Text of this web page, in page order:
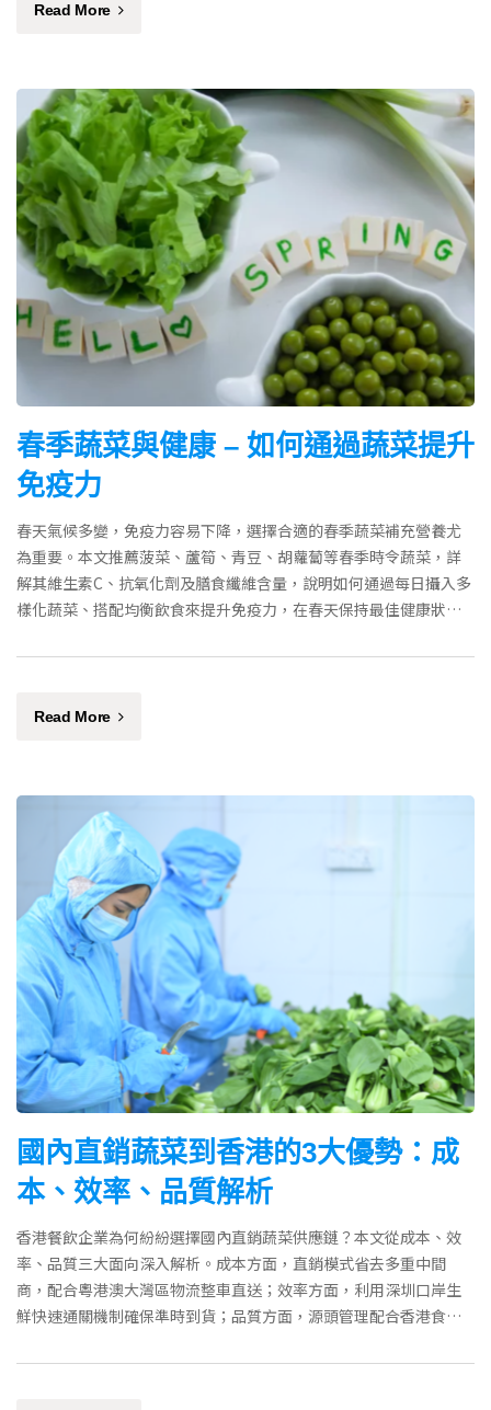
Read More
春季蔬菜與健康 – 如何通過蔬菜提升
免疫力
春天氣候多變，免疫力容易下降，選擇合適的春季蔬菜補充營養尤
為重要。本文推薦菠菜、蘆筍、青豆、胡蘿蔔等春季時令蔬菜，詳
解其維生素C、抗氧化劑及膳食纖維含量，說明如何通過每日攝入多
樣化蔬菜、搭配均衡飲食來提升免疫力，在春天保持最佳健康狀
Read More
國內直銷蔬菜到香港的3大優勢：成
本、效率、品質解析
香港餐飲企業為何紛紛選擇國內直銷蔬菜供應鏈？本文從成本、效
率、品質三大面向深入解析。成本方面，直銷模式省去多重中間
商，配合粵港澳大灣區物流整車直送；效率方面，利用深圳口岸生
鮮快速通關機制確保準時到貨；品質方面，源頭管理配合香港食安